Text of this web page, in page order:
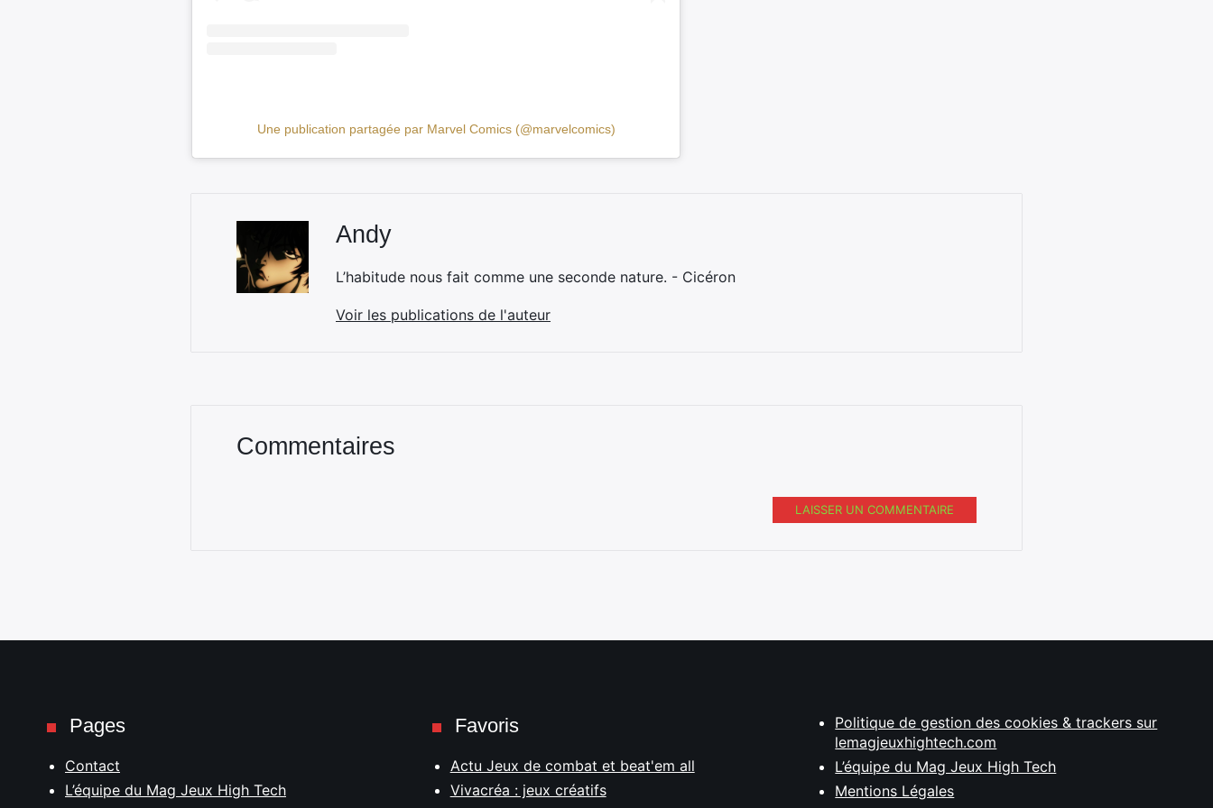
Une publication partagée par Marvel Comics (@marvelcomics)
Andy
L’habitude nous fait comme une seconde nature. - Cicéron
Voir les publications de l'auteur
Commentaires
LAISSER UN COMMENTAIRE
Pages
Contact
L’équipe du Mag Jeux High Tech
Favoris
Actu Jeux de combat et beat'em all
Vivacréa : jeux créatifs
Politique de gestion des cookies & trackers sur
lemagjeuxhightech.com
L’équipe du Mag Jeux High Tech
Mentions Légales